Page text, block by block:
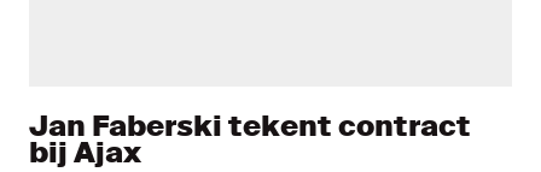
Jan Faberski tekent contract
bij Ajax